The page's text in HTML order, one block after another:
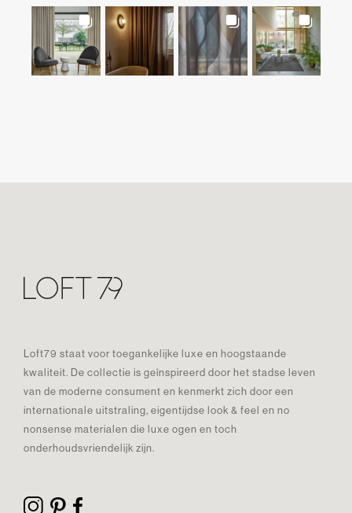
Loft79 staat voor toegankelijke luxe en hoogstaande
kwaliteit. De collectie is geïnspireerd door het stadse leven
van de moderne consument en kenmerkt zich door een
internationale uitstraling, eigentijdse look & feel en no
nonsense materialen die luxe ogen en toch
onderhoudsvriendelijk zijn.